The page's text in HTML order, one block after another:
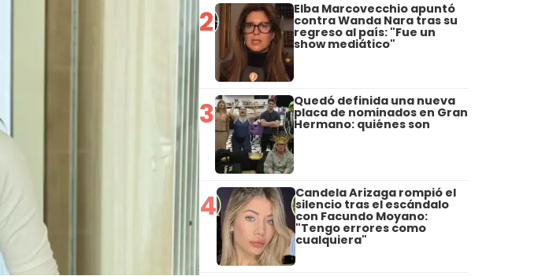
2 Elba Marcovecchio apuntó
contra Wanda Nara tras su
regreso al país: "Fue un
show mediático"
3 Quedó definida una nueva
placa de nominados en Gran
Hermano: quiénes son
4 Candela Arizaga rompió el
silencio tras el escándalo
con Facundo Moyano:
"Tengo errores como
cualquiera"